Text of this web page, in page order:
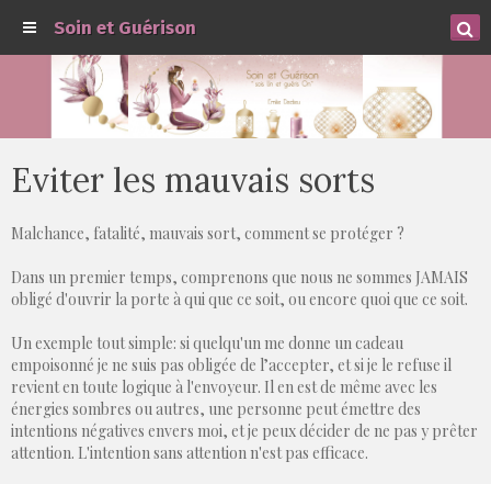
Soin et Guérison
Eviter les mauvais sorts
Malchance, fatalité, mauvais sort, comment se protéger ?
Dans un premier temps, comprenons que nous ne sommes JAMAIS
obligé d'ouvrir la porte à qui que ce soit, ou encore quoi que ce soit.
Un exemple tout simple: si quelqu'un me donne un cadeau
empoisonné je ne suis pas obligée de l’accepter, et si je le refuse il
revient en toute logique à l'envoyeur. Il en est de même avec les
énergies sombres ou autres, une personne peut émettre des
intentions négatives envers moi, et je peux décider de ne pas y prêter
attention. L'intention sans attention n'est pas efficace.